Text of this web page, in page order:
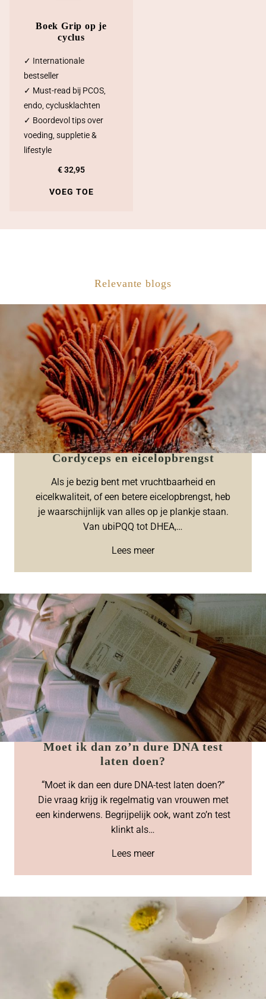
Boek Grip op je
cyclus
✓ Internationale
bestseller
✓ Must-read bij PCOS,
endo, cyclusklachten
✓ Boordevol tips over
voeding, suppletie &
lifestyle
€32,95
VOEG TOE
Relevante blogs
Cordyceps en eicelopbrengst
Als je bezig bent met vruchtbaarheid en
eicelkwaliteit, of een betere eicelopbrengst, heb
je waarschijnlijk van alles op je plankje staan.
Van ubiPQQ tot DHEA,…
Lees meer
Moet ik dan zo’n dure DNA test
laten doen?
“Moet ik dan een dure DNA-test laten doen?”
Die vraag krijg ik regelmatig van vrouwen met
een kinderwens. Begrijpelijk ook, want zo’n test
klinkt als…
Lees meer